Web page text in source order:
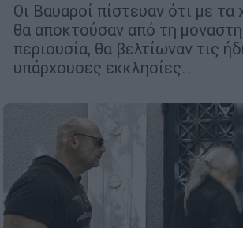
Οι Βαυαροί πίστευαν ότι με τα
θα αποκτούσαν από τη
περιουσία, θα βελτίωναν τις
υπάρχουσες εκκλησίες...